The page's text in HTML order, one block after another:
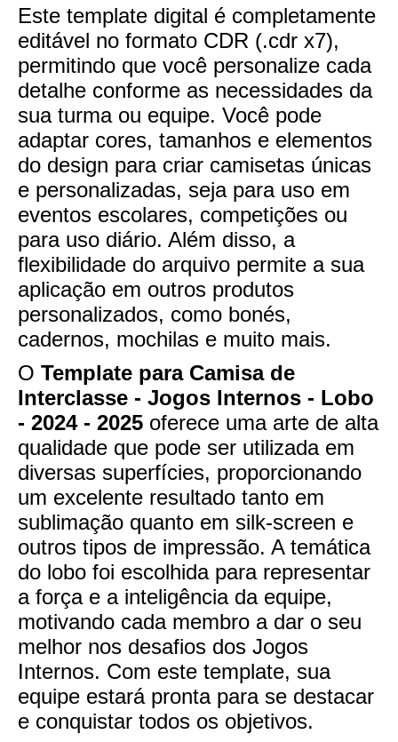
Este template digital é completamente
editável no formato CDR (.cdr x7),
permitindo que você personalize cada
detalhe conforme as necessidades da
sua turma ou equipe. Você pode
adaptar cores, tamanhos e elementos
do design para criar camisetas únicas
e personalizadas, seja para uso em
eventos escolares, competições ou
para uso diário. Além disso, a
flexibilidade do arquivo permite a sua
aplicação em outros produtos
personalizados, como bonés,
cadernos, mochilas e muito mais.
O Template para Camisa de
Interclasse - Jogos Internos - Lobo
- 2024 - 2025 oferece uma arte de alta
qualidade que pode ser utilizada em
diversas superfícies, proporcionando
um excelente resultado tanto em
sublimação quanto em silk-screen e
outros tipos de impressão. A temática
do lobo foi escolhida para representar
a força e a inteligência da equipe,
motivando cada membro a dar o seu
melhor nos desafios dos Jogos
Internos. Com este template, sua
equipe estará pronta para se destacar
e conquistar todos os objetivos.